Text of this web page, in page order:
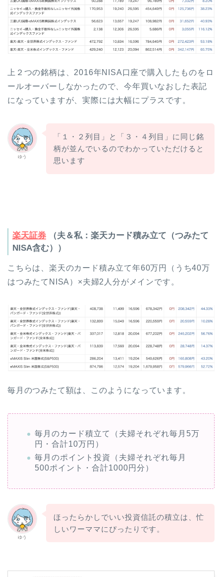
上２つの銘柄は、2016年NISA口座で購入したものをロ
ールオーバーしなかったので、今年買いなおした表記
になっていますが、実際には大幅にプラスです。
ゆう
「１・２列目」と「３・４列目」に同じ銘
柄が並んでいるのでわかっていただけると
思います
楽天証券 （夫＆私：楽天カード積み立て（つみたて
NISA含む））
こちらは、楽天のカード積み立て年60万円（うち40万
はつみたてNISA）×夫婦2人分がメインです。
毎月のつみたて額は、このようになっています。
毎月のカード積立て（夫婦それぞれ毎月5万
円・合計10万円）
毎月のポイント投資（夫婦それぞれ毎月
500ポイント・合計1000円分）
ゆう
ほったらかしでいい投資信託の積立は、忙
しいワーママにぴったりです。